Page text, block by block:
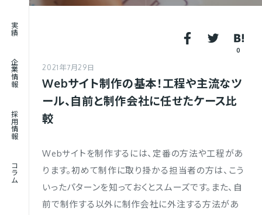
実績
企業情報
採用情報
コラム
0
2021年7月29日
Webサイト制作の基本！工程や主流なツ
ール、自前と制作会社に任せたケース比
較
Webサイトを制作するには、定番の方法や工程があ
ります。初めて制作に取り掛かる担当者の方は、こう
いったパターンを知っておくとスムーズです。また、自
前で制作する以外に制作会社に外注する方法があ